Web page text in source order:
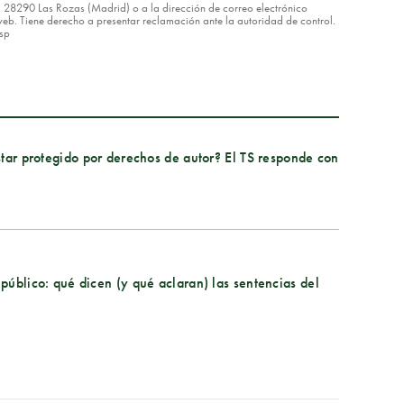
Las Rozas (Madrid) o a la dirección de correo electrónico
Tiene derecho a presentar reclamación ante la autoridad de control.
protegido por derechos de autor? El TS responde con
qué dicen (y qué aclaran) las sentencias del